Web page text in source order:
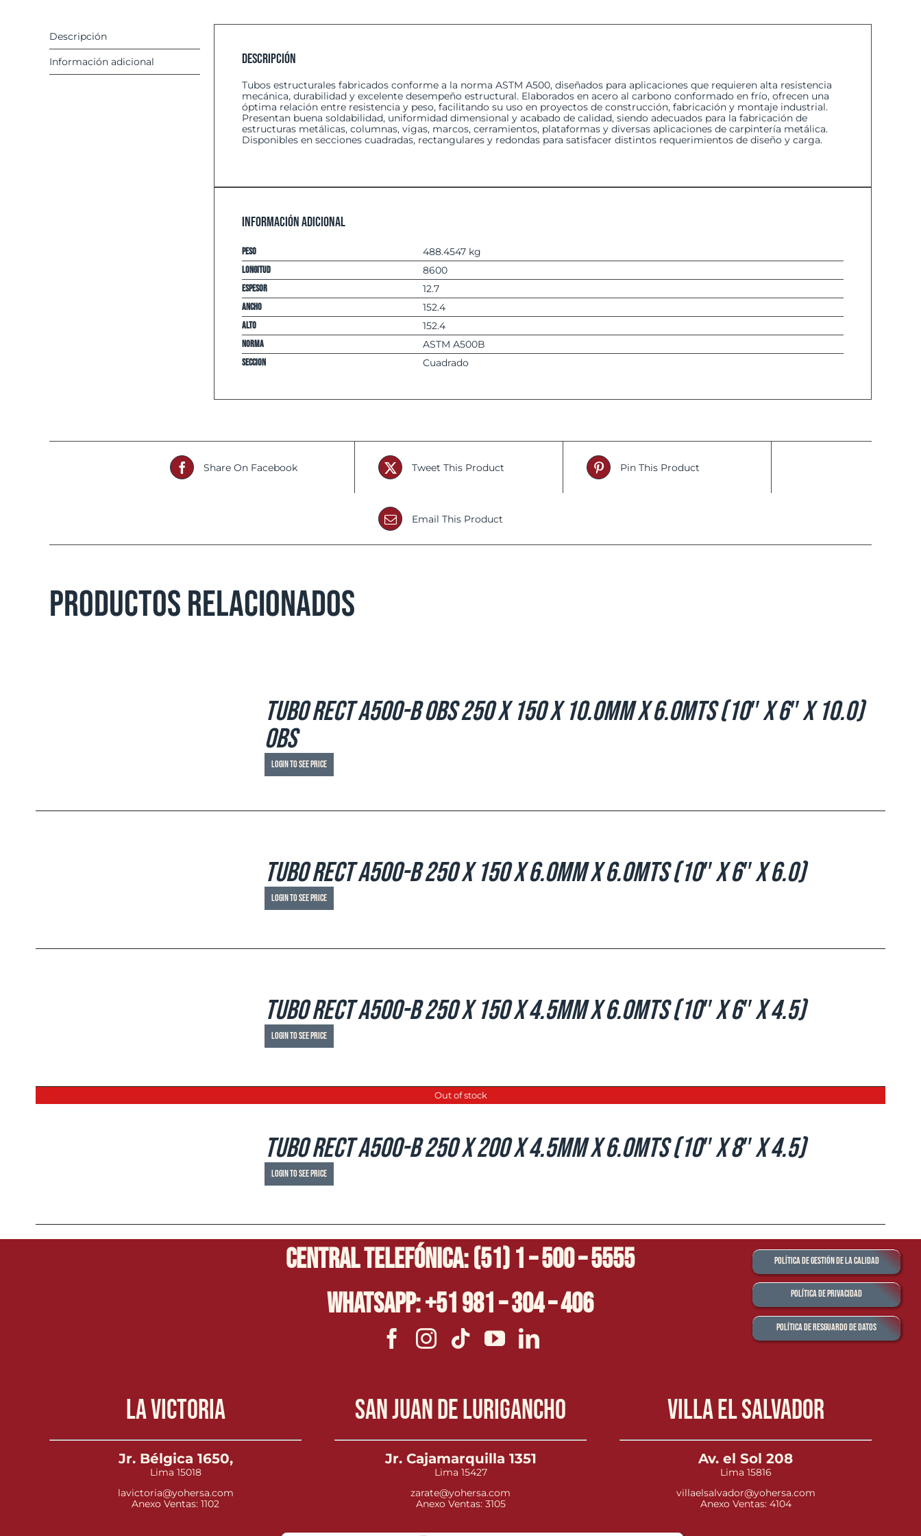
Descripción
Información adicional Descripción
Tubos estructurales fabricados conforme a la norma ASTM A500, diseñados para aplicaciones que requieren alta resistencia
mecánica, durabilidad y excelente desempeño estructural. Elaborados en acero al carbono conformado en frío, ofrecen una
óptima relación entre resistencia y peso, facilitando su uso en proyectos de construcción, fabricación y montaje industrial.
Presentan buena soldabilidad, uniformidad dimensional y acabado de calidad, siendo adecuados para la fabricación de
estructuras metálicas, columnas, vigas, marcos, cerramientos, plataformas y diversas aplicaciones de carpintería metálica.
Disponibles en secciones cuadradas, rectangulares y redondas para satisfacer distintos requerimientos de diseño y carga.
Información adicional
Peso 488.4547 kg
Longitud 8600
espesor 12.7
Ancho 152.4
Alto 152.4
Norma ASTM A500B
Seccion Cuadrado
Share On Facebook Tweet This Product Pin This Product
Email This Product
Productos relacionados
Tubo Rect A500-B OBS 250 x 150 x 10.0mm x 6.0mts (10″ x 6″ x 10.0)
OBS
Login to see price
Tubo Rect A500-B 250 x 150 x 6.0mm x 6.0mts (10″ x 6″ x 6.0)
Login to see price
Tubo Rect A500-B 250 x 150 x 4.5mm x 6.0mts (10″ x 6″ x 4.5)
Login to see price
Out of stock
Tubo Rect A500-B 250 x 200 x 4.5mm x 6.0mts (10″ x 8″ x 4.5)
Login to see price
Central Telefónica: (51) 1 – 500 – 5555
Whatsapp: +51 981 – 304 – 406
Política de Gestión de la Calidad
Política de Privacidad
Política de Resguardo de Datos
La Victoria
Jr. Bélgica 1650,
Lima 15018
lavictoria@yohersa.com
Anexo Ventas: 1102
San Juan de Lurigancho
Jr. Cajamarquilla 1351
Lima 15427
zarate@yohersa.com
Anexo Ventas: 3105
Villa el Salvador
Av. el Sol 208
Lima 15816
villaelsalvador@yohersa.com
Anexo Ventas: 4104